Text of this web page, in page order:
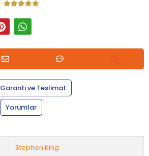
Garanti ve Teslimat
Yorumlar
Stephen King